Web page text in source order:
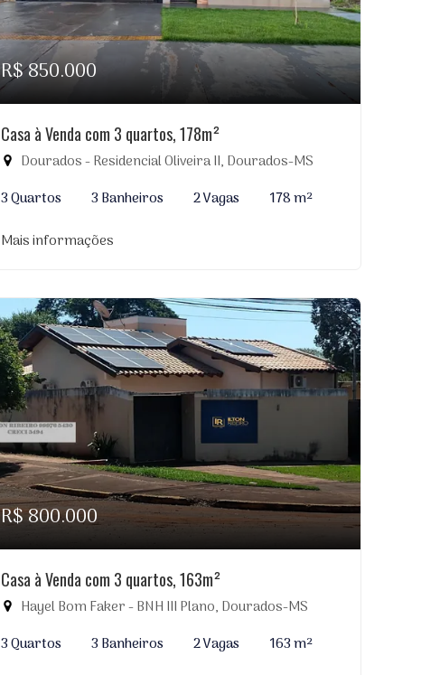
R$ 850.000
Casa à Venda com 3 quartos, 178m²
Dourados - Residencial Oliveira II, Dourados-MS
3 Quartos
3 Banheiros 2 Vagas
178 m²
Mais informações
R$ 800.000
Casa à Venda com 3 quartos, 163m²
Hayel Bom Faker - BNH III Plano, Dourados-MS
3 Quartos
3 Banheiros 2 Vagas
163 m²